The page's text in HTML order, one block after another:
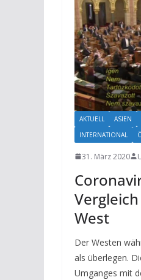
AKTUELL ASIEN
INTERNATIONAL
31. März 2020
West
Der Westen
als überlegen.
Umganges mit